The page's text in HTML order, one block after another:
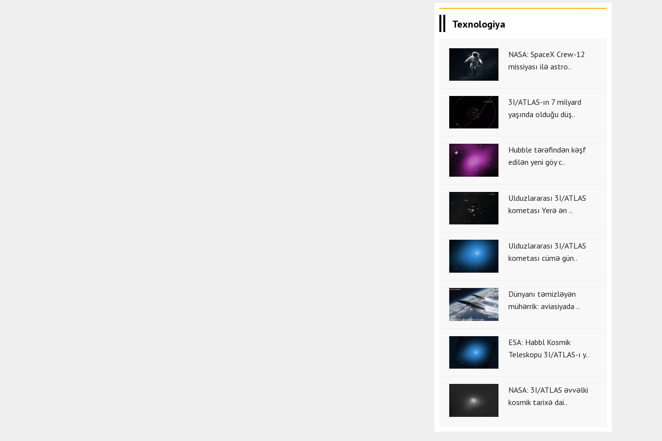
Texnologiya
NASA: SpaceX Crew-12
missiyası ilə astro..
3I/ATLAS-ın 7 milyard
yaşında olduğu düş..
Hubble tərəfindən kəşf
edilən yeni göy c..
Ulduzlararası 3I/ATLAS
kometası Yerə ən ..
Ulduzlararası 3I/ATLAS
kometası cümə gün..
Dünyanı təmizləyən
mühərrik: aviasiyada ..
ESA: Habbl Kosmik
Teleskopu 3I/ATLAS-ı y..
NASA: 3I/ATLAS əvvəlki
kosmik tarixə dai..